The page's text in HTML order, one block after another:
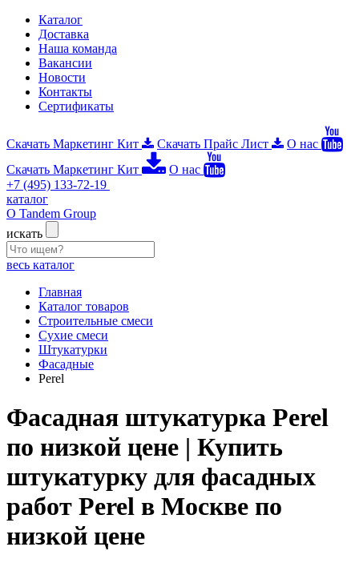
Каталог
Доставка
Наша команда
Вакансии
Новости
Контакты
Сертификаты
Скачать Маркетинг Кит Скачать Прайс Лист
О нас
Скачать Маркетинг Кит
О нас
+7 (495) 133-72-19
каталог
О Tandem Group
искать
весь каталог
Главная
Каталог товаров
Строительные смеси
Сухие смеси
Штукатурки
Фасадные
Perel
Фасадная штукатурка Perel
по низкой цене | Купить
штукатурку для фасадных
работ Perel в Москве по
низкой цене